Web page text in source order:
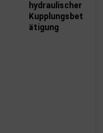
hydraulischer
Kupplungsbet
ätigung